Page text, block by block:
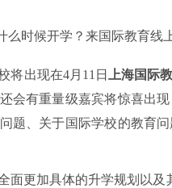
将出现在4月11日 上海国际
还会有重量级嘉宾将惊喜出
问题、关于国际学校的教育
面更加具体的升学规划以及